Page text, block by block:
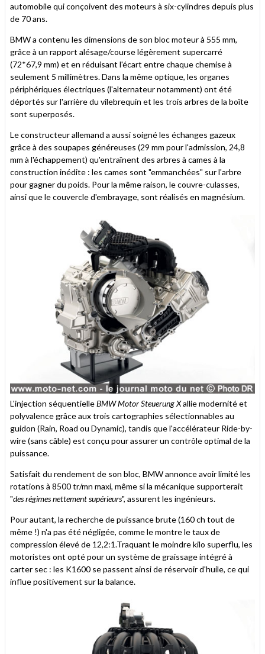
automobile qui conçoivent des moteurs à six-cylindres depuis plus
de 70 ans.
BMW a contenu les dimensions de son bloc moteur à 555 mm,
grâce à un rapport alésage/course légèrement supercarré
(72*67,9 mm) et en réduisant l'écart entre chaque chemise à
seulement 5 millimètres. Dans la même optique, les organes
périphériques électriques (l'alternateur notamment) ont été
déportés sur l'arrière du vilebrequin et les trois arbres de la boîte
sont superposés.
Le constructeur allemand a aussi soigné les échanges gazeux
grâce à des soupapes généreuses (29 mm pour l'admission, 24,8
mm à l'échappement) qu'entraînent des arbres à cames à la
construction inédite : les cames sont "emmanchées" sur l'arbre
pour gagner du poids. Pour la même raison, le couvre-culasses,
ainsi que le couvercle d'embrayage, sont réalisés en magnésium.
L'injection séquentielleBMW Motor Steuerung Xallie modernité et
polyvalence grâce aux trois cartographies sélectionnables au
guidon (Rain, Road ou Dynamic), tandis que l'accélérateur Ride-by-
wire (sans câble) est conçu pour assurer un contrôle optimal de la
puissance.
Satisfait du rendement de son bloc, BMW annonce avoir limité les
rotations à 8500 tr/mn maxi, même si la mécanique supporterait
"des régimes nettement supérieurs", assurent les ingénieurs.
Pour autant, la recherche de puissance brute (160 ch tout de
même !) n'a pas été négligée, comme le montre le taux de
compression élevé de 12,2:1.Traquant le moindre kilo superflu, les
motoristes ont opté pour un système de graissage intégré à
carter sec : les K1600 se passent ainsi de réservoir d'huile, ce qui
influe positivement sur la balance.